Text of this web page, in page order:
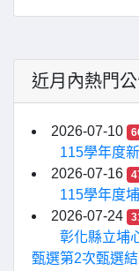
近月內熱門
2026-07-10
115學年度
2026-07-16
115學年度
2026-07-24
彰化縣立埔
甄選第2次甄選